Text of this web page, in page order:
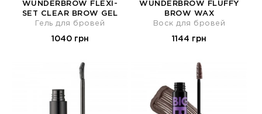
WUNDERBROW FLEXI-
SET CLEAR BROW GEL
Гель для бровей
1040 грн
WUNDERBROW FLUFFY
BROW WAX
Воск для бровей
1144 грн